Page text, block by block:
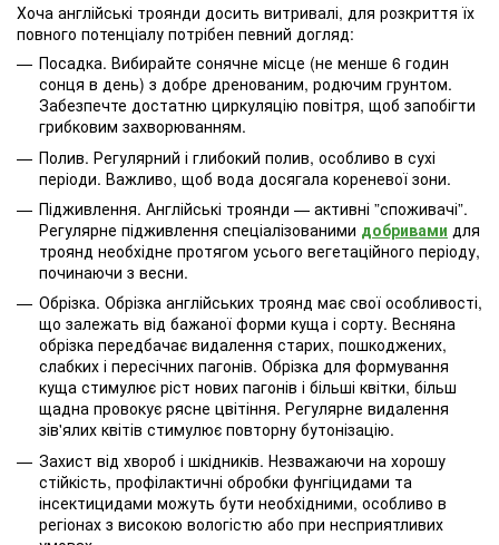
Хоча англійські троянди досить витривалі, для розкриття їх
повного потенціалу потрібен певний догляд:
Посадка. Вибирайте сонячне місце (не менше 6 годин
сонця в день) з добре дренованим, родючим грунтом.
Забезпечте достатню циркуляцію повітря, щоб запобігти
грибковим захворюванням.
Полив. Регулярний і глибокий полив, особливо в сухі
періоди. Важливо, щоб вода досягала кореневої зони.
Підживлення. Англійські троянди — активні ”споживачі”.
Регулярне підживлення спеціалізованими добривами для
троянд необхідне протягом усього вегетаційного періоду,
починаючи з весни.
Обрізка. Обрізка англійських троянд має свої особливості,
що залежать від бажаної форми куща і сорту. Весняна
обрізка передбачає видалення старих, пошкоджених,
слабких і пересічних пагонів. Обрізка для формування
куща стимулює ріст нових пагонів і більші квітки, більш
щадна провокує рясне цвітіння. Регулярне видалення
зів'ялих квітів стимулює повторну бутонізацію.
Захист від хвороб і шкідників. Незважаючи на хорошу
стійкість, профілактичні обробки фунгіцидами та
інсектицидами можуть бути необхідними, особливо в
регіонах з високою вологістю або при несприятливих